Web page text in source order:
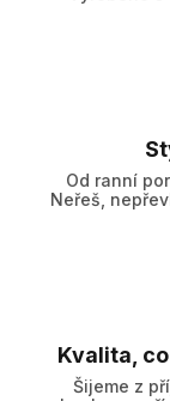
Od ranní
Neřeš,
Kvalita,
Šijeme z